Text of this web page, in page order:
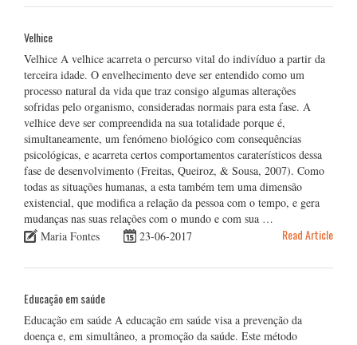
Velhice
Velhice A velhice acarreta o percurso vital do indivíduo a partir da
terceira idade. O envelhecimento deve ser entendido como um
processo natural da vida que traz consigo algumas alterações
sofridas pelo organismo, consideradas normais para esta fase. A
velhice deve ser compreendida na sua totalidade porque é,
simultaneamente, um fenómeno biológico com consequências
psicológicas, e acarreta certos comportamentos caraterísticos dessa
fase de desenvolvimento (Freitas, Queiroz, & Sousa, 2007). Como
todas as situações humanas, a esta também tem uma dimensão
existencial, que modifica a relação da pessoa com o tempo, e gera
mudanças nas suas relações com o mundo e com sua …
Maria Fontes
23-06-2017 Read Article
Educação em saúde
Educação em saúde A educação em saúde visa a prevenção da
doença e, em simultâneo, a promoção da saúde. Este método